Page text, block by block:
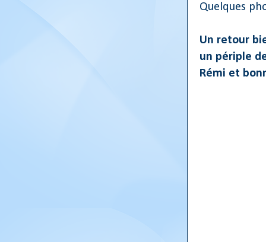
Quelques
Un retour
un périple
Rémi et